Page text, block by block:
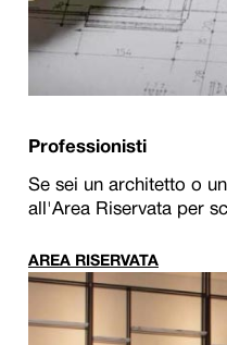
Professionisti
Se sei un architetto o
all'Area Riservata per
AREA RISERVATA